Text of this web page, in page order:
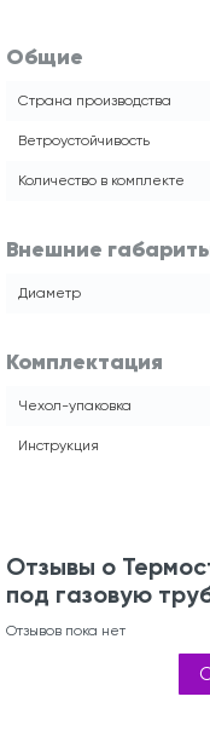
Общие
Страна производства
Ветроустойчивость
Количество в комплекте
Внешние
Диаметр
Комплектация
Чехол-упаковка
Инструкция
Отзывы о
под газовую
Отзывов пока нет